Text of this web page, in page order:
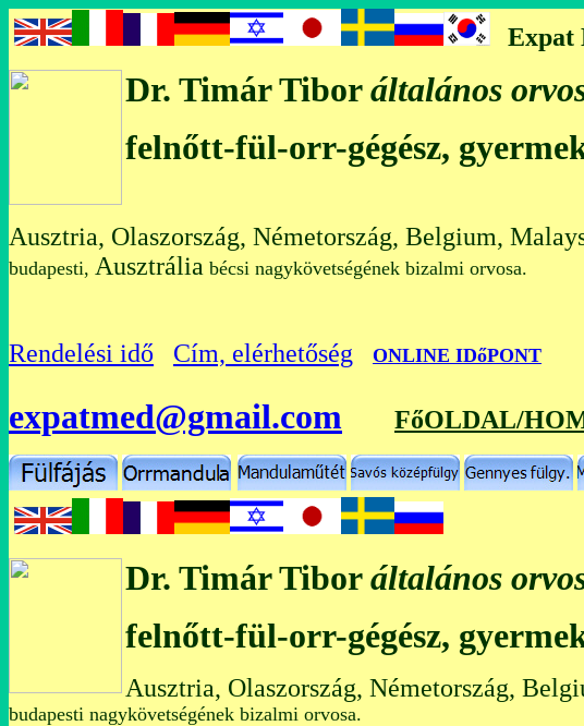
Expat
Dr. Timár Tiboráltalános
felnőtt-fül-orr-gégész,
Ausztria, Olaszország, Németország, Belgium,
budapesti, Ausztrália bécsi nagykövetségének bizalmi orvosa.
Rendelési idő Cím, elérhetőség ONLINE IDőPONT
expatmed@gmail.com FőOLDAL/
Dr. Timár Tiboráltalános
felnőtt-fül-orr-gégész,
Ausztria, Olaszország, Németország,
budapesti nagykövetségének bizalmi orvosa.